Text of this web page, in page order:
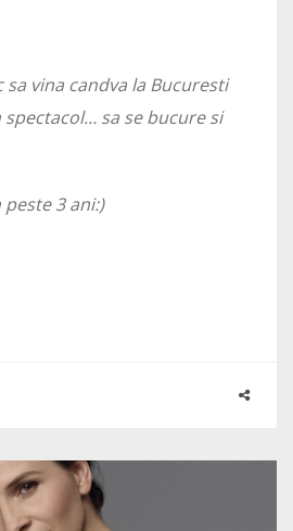
vina candva la Bucuresti
spectacol… sa se bucure si
3 ani:)